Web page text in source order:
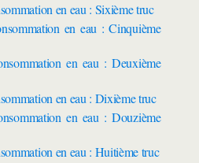
en eau : Sixième truc
en eau : Cinquième
en eau : Deuxième
en eau : Dixième truc
en eau : Douzième
en eau : Huitième truc